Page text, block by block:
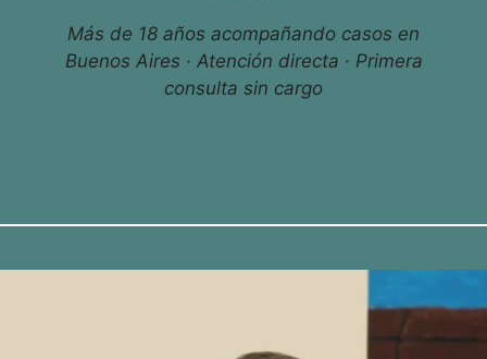
Más de 18 años acompañando casos en
Buenos Aires · Atención directa · Primera
consulta sin cargo